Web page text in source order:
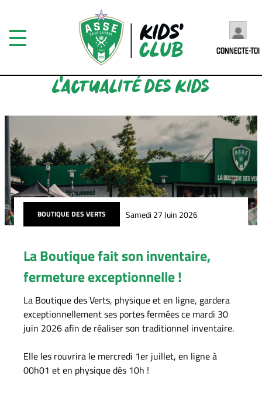
CONNECTE-TOI
L'ACTUALITÉ DES KIDS
BOUTIQUE DES VERTS Samedi 27 Juin 2026
La Boutique fait son inventaire,
fermeture exceptionnelle !
La Boutique des Verts, physique et en ligne, gardera
exceptionnellement ses portes fermées ce mardi 30
juin 2026 afin de réaliser son traditionnel inventaire.
Elle les rouvrira le mercredi 1er juillet, en ligne à
00h01 et en physique dès 10h !